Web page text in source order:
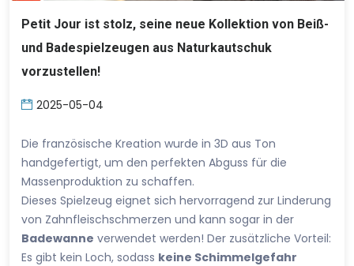
Petit Jour ist stolz, seine neue Kollektion von Beiß-
und Badespielzeugen aus Naturkautschuk
vorzustellen!
2025-05-04
Die französische Kreation wurde in 3D aus Ton
handgefertigt, um den perfekten Abguss für die
Massenproduktion zu schaffen.
Dieses Spielzeug eignet sich hervorragend zur Linderung
von Zahnfleischschmerzen und kann sogar in der
Badewanne verwendet werden! Der zusätzliche Vorteil:
Es gibt kein Loch, sodass keine Schimmelgefahr